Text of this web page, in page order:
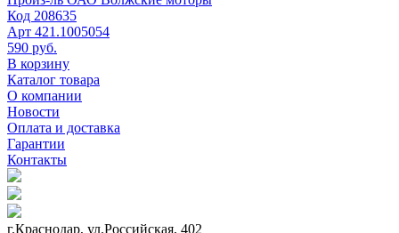
Код 208635
Арт 421.1005054
590 руб.
В корзину
Каталог товара
О компании
Новости
Оплата и доставка
Гарантии
Контакты
г.Краснодар, ул.Российская, 402